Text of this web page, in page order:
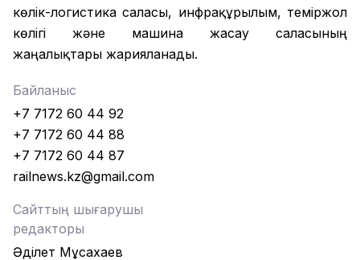
көлік-логистика саласы, инфрақұрылым, теміржол
көлігі және машина жасау саласының
жаңалықтары жарияланады.
Байланыс
+7 7172 60 44 92
+7 7172 60 44 88
+7 7172 60 44 87
railnews.kz@gmail.com
Сайттың шығарушы
редакторы
Әділет Мұсахаев